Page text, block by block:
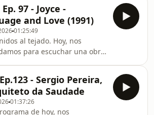
en la trayectoria del artista,
primera produc
álbum de estudio del
italo-canadiense Gino
Grabado en los legendarios
de Londres bajo la
del mítico Geoff Emerick,
representa la culminación
búsqueda por fusionar la
de la m
97 - Joyce -
and Love (1991)
01:25:49
al tejado. Hoy, nos
para escuchar una obra
de Brasil. Nos
a desentrañar Línguas e
conocido internacionalmente
- Sergio Pereira,
da Saudade
01:37:26
de hoy, nos